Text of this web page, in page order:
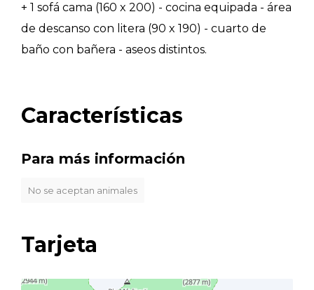
+ 1 sofá cama (160 x 200) - cocina equipada - área
de descanso con litera (90 x 190) - cuarto de
baño con bañera - aseos distintos.
Características
Para más información
No se aceptan animales
Tarjeta